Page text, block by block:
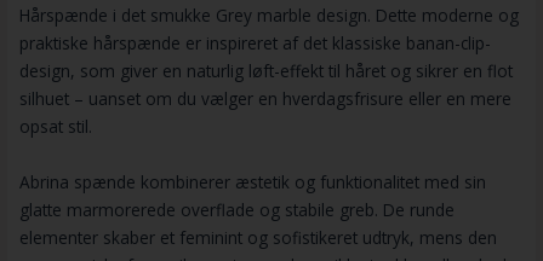
Hårspænde i det smukke Grey marble design. Dette moderne og
praktiske hårspænde er inspireret af det klassiske banan-clip-
design, som giver en naturlig løft-effekt til håret og sikrer en flot
silhuet – uanset om du vælger en hverdagsfrisure eller en mere
opsat stil.
Abrina spænde kombinerer æstetik og funktionalitet med sin
glatte marmorerede overflade og stabile greb. De runde
elementer skaber et feminint og sofistikeret udtryk, mens den